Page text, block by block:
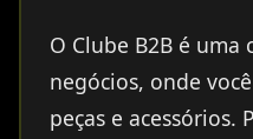
O Clube B2B é uma
negócios, onde
peças e acessórios.